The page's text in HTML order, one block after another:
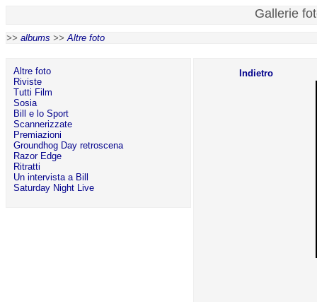
Gallerie
>> albums >>Altre foto
Altre foto
Riviste
Tutti Film
Sosia
Bill e lo Sport
Scannerizzate
Premiazioni
Groundhog Day retroscena
Razor Edge
Ritratti
Un intervista a Bill
Saturday Night Live
Indietro